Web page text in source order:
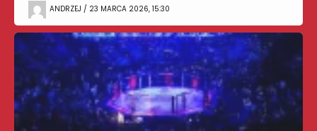
ANDRZEJ / 23 MARCA 2026, 15:30